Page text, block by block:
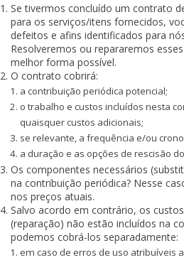
Se tivermos concluído um contrato
para os serviços/itens fornecidos,
defeitos e afins identificados para
Resolveremos ou repararemos
melhor forma possível.
O contrato cobrirá:
a contribuição periódica potencial;
o trabalho e custos incluídos nesta
quaisquer custos adicionais;
se relevante, a frequência e/ou
a duração e as opções de rescisão
Os componentes necessários
na contribuição periódica? Nesse
nos preços atuais.
Salvo acordo em contrário, os
(reparação) não estão incluídos na
podemos cobrá-los separadamente:
em caso de erros de uso atribuíveis